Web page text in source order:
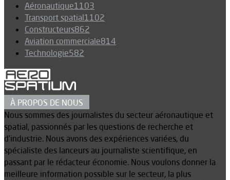
Aéronautique1103
Transport spatial1102
Constructeurs862
Aviation commerciale814
Technologie582
À PROPOS DE NOUS
Nous sommes des journalistes du secteur aéronautique et
spatial, passionnés par les questions de recherche et
d’industrie. Nous avons des expériences variées, du
spécialiste des lanceurs au journaliste scientifique, en
passant par le rédacteur économie. Nous voulons donner la
meilleure information possible sur le secteur, la plus